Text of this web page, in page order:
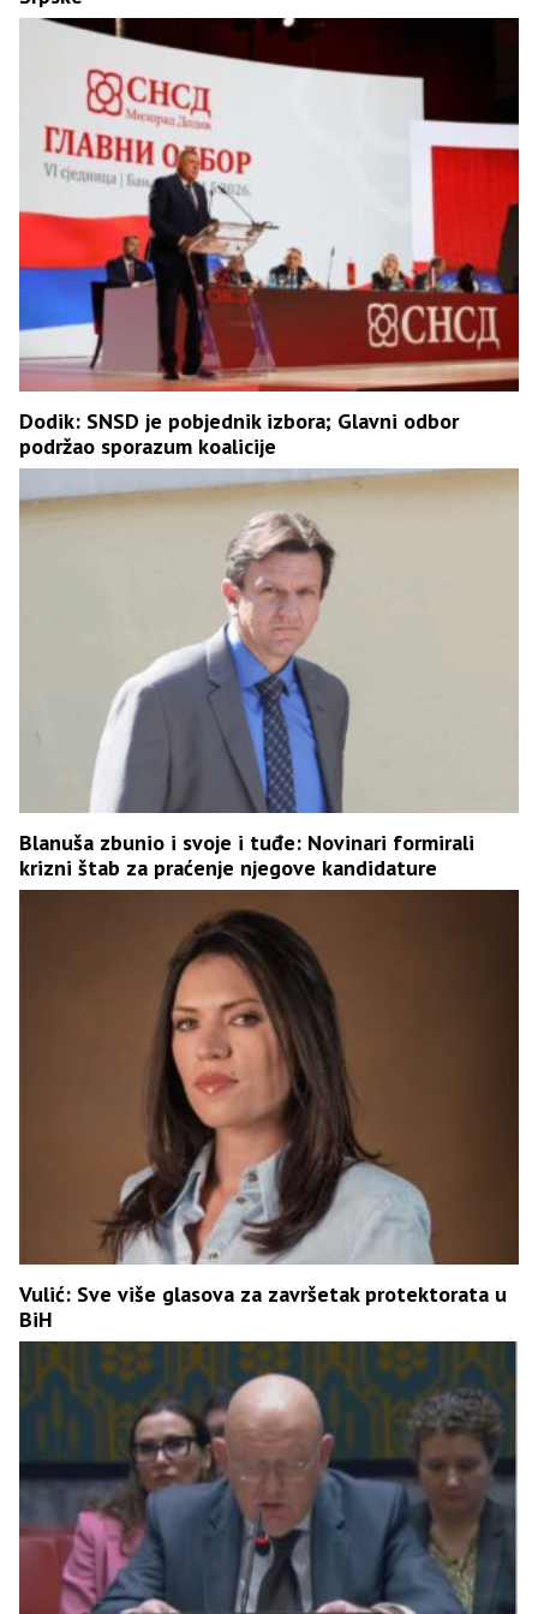
Dodik: SNSD je pobjednik izbora; Glavni odbor
podržao sporazum koalicije
Blanuša zbunio i svoje i tuđe: Novinari formirali
krizni štab za praćenje njegove kandidature
Vulić: Sve više glasova za završetak protektorata u
BiH